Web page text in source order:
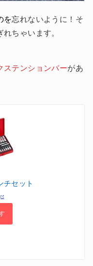
を忘れないように！そ
ちゃいます。
ステンションバーがあ
チセット